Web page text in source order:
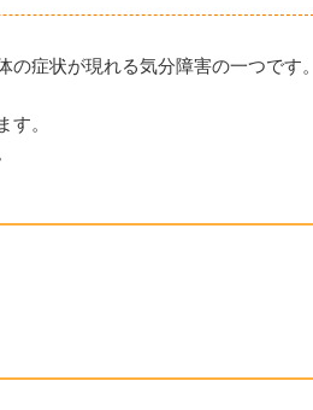
症状が現れる気分障害の一つです。
。